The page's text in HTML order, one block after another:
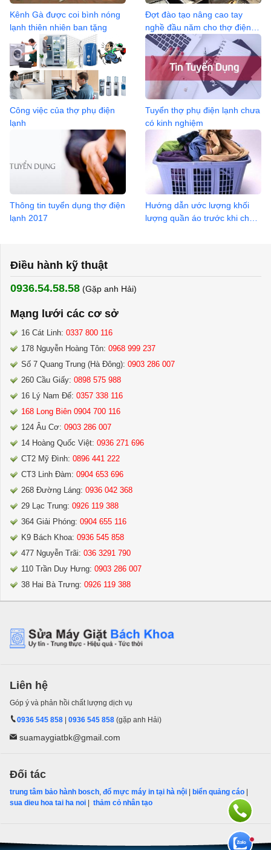
Kênh Gà được coi bình nóng
lạnh thiên nhiên ban tặng
Đợt đào tạo nâng cao tay
nghề đầu năm cho thợ điện
lạnh 2020
Công việc của thợ phụ điện
lạnh
Tuyển thợ phụ điện lạnh chưa
có kinh nghiệm
Thông tin tuyển dụng thợ điện
lạnh 2017
Hướng dẫn ước lượng khối
lượng quần áo trước khi cho
Điều hành kỹ thuật
0936.54.58.58 (Gặp anh Hải) ​
Mạng lưới các cơ sở
16 Cát Linh: 0337 800 116
178 Nguyễn Hoàng Tôn: 0968 999 237
Số 7 Quang Trung (Hà Đông): 0903 286 007
260 Cầu Giấy: 0898 575 988
16 Lý Nam Đế: 0357 338 116
168 Long Biên 0904 700 116
124 Âu Cơ: 0903 286 007
14 Hoàng Quốc Việt: 0936 271 696
CT2 Mỹ Đình: 0896 441 222
CT3 Linh Đàm: 0904 653 696
268 Đường Láng: 0936 042 368
29 Lạc Trung: 0926 119 388
364 Giải Phóng: 0904 655 116
K9 Bách Khoa: 0936 545 858
477 Nguyễn Trãi: 036 3291 790
110 Trần Duy Hưng: 0903 286 007
38 Hai Bà Trưng: 0926 119 388
Liên hệ
Góp ý và phản hồi chất lượng dịch vụ
0936 545 858
0936 545 858 (gặp anh Hải)
suamaygiatbk@gmail.com
Đối tác
trung tâm bảo hành bosch, đổ mực máy in tại hà nội biển quảng cáo
sua dieu hoa tai ha noi
thảm cỏ nhân tạo